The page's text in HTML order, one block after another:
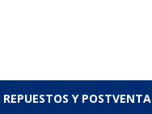
REPUESTOS Y POSTVENTA